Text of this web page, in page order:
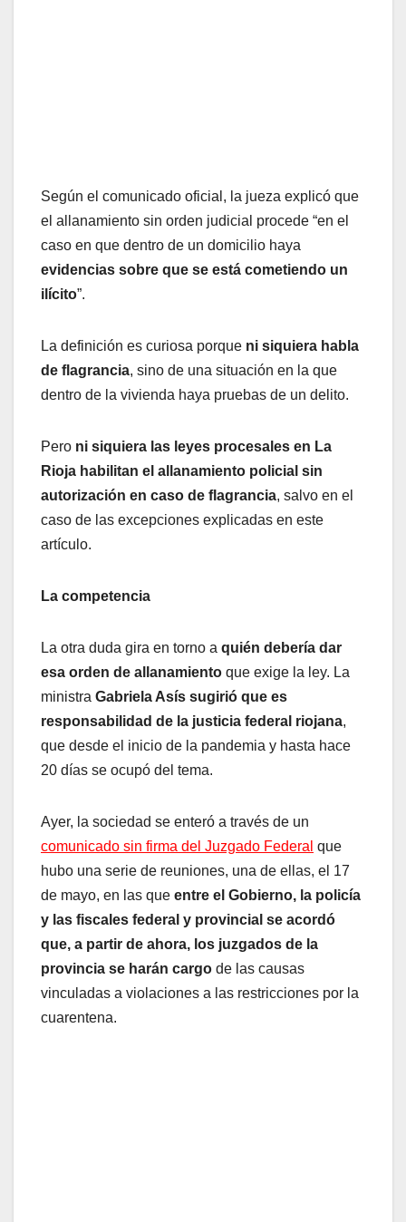
Según el comunicado oficial, la jueza explicó que
el allanamiento sin orden judicial procede “en el
caso en que dentro de un domicilio haya
evidencias sobre que se está cometiendo un
ilícito”.
La definición es curiosa porque ni siquiera habla
de flagrancia, sino de una situación en la que
dentro de la vivienda haya pruebas de un delito.
Pero ni siquiera las leyes procesales en La
Rioja habilitan el allanamiento policial sin
autorización en caso de flagrancia, salvo en el
caso de las excepciones explicadas en este
artículo.
La competencia
La otra duda gira en torno a quién debería dar
esa orden de allanamiento que exige la ley. La
ministra Gabriela Asís sugirió que es
responsabilidad de la justicia federal riojana,
que desde el inicio de la pandemia y hasta hace
20 días se ocupó del tema.
Ayer, la sociedad se enteró a través de un
comunicado sin firma del Juzgado Federal que
hubo una serie de reuniones, una de ellas, el 17
de mayo, en las que entre el Gobierno, la policía
y las fiscales federal y provincial se acordó
que, a partir de ahora, los juzgados de la
provincia se harán cargo de las causas
vinculadas a violaciones a las restricciones por la
cuarentena.